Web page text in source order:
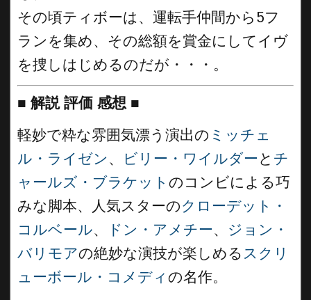
その頃ティボーは、運転手仲間から5フ
ランを集め、その総額を賞金にしてイヴ
を捜しはじめるのだが・・・。
■ 解説 評価 感想 ■
軽妙で粋な雰囲気漂う演出の ミッチェ
ル・ライゼン 、 ビリー・ワイルダーと チ
ャールズ・ブラケット のコンビによる巧
みな脚本、人気スターのクローデット・
コルベール、 ドン・アメチー、 ジョン・
バリモアの絶妙な演技が楽しめるスクリ
ューボール・コメディ の名作。